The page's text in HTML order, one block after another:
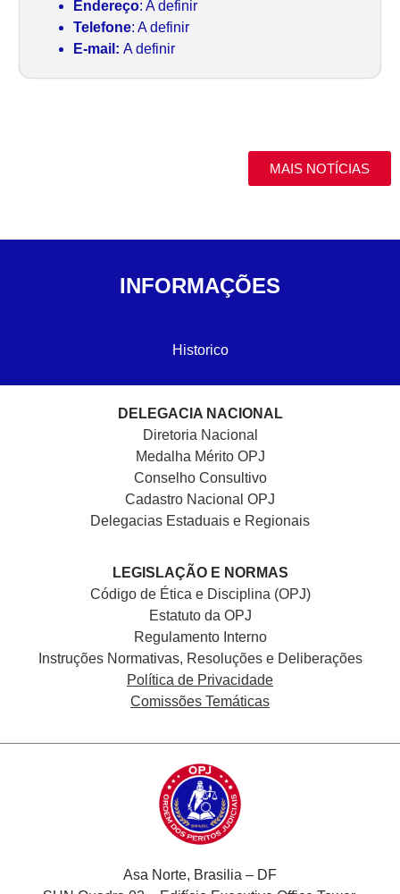
Endereço: A definir
Telefone: A definir
E-mail: A definir
MAIS NOTÍCIAS
INFORMAÇÕES
Historico
DELEGACIA NACIONAL
Diretoria Nacional
Medalha Mérito OPJ
Conselho Consultivo
Cadastro Nacional OPJ
Delegacias Estaduais e Regionais
LEGISLAÇÃO E NORMAS
Código de Ética e Disciplina (OPJ)
Estatuto da OPJ
Regulamento Interno
Instruções Normativas, Resoluções e Deliberações
Política de Privacidade
Comissões Temáticas
Asa Norte, Brasilia – DF